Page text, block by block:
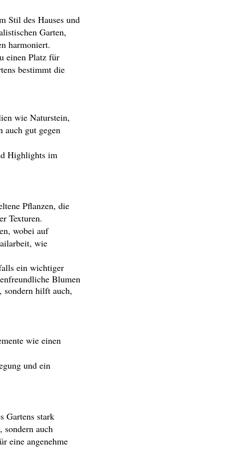
Stil des Hauses und
Garten,
harmoniert.
einen Platz für
bestimmt die
wie Naturstein,
auch gut gegen
Highlights im
Pflanzen, die
Texturen.
wobei auf
wie
ein wichtiger
Blumen
sondern hilft auch,
wie einen
und ein
Gartens stark
sondern auch
eine angenehme